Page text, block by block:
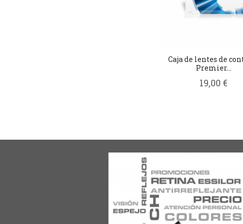
Caja de lentes de
Premier...
19,00 €